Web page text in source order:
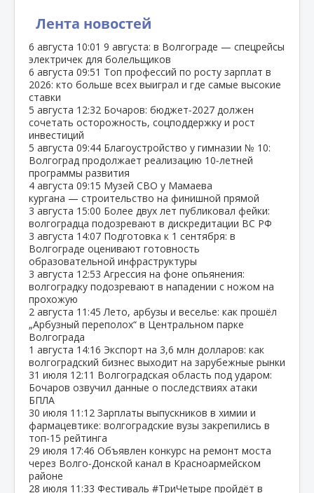
Лента новостей
6 августа 10:01 9 августа: в Волгограде — спецрейсы
электричек для болельщиков
6 августа 09:51 Топ профессий по росту зарплат в
2026: кто больше всех выиграл и где самые высокие
ставки
5 августа 12:32 Бочаров: бюджет‑2027 должен
сочетать осторожность, соцподдержку и рост
инвестиций
5 августа 09:44 Благоустройство у гимназии № 10:
Волгоград продолжает реализацию 10‑летней
программы развития
4 августа 09:15 Музей СВО у Мамаева
кургана — строительство на финишной прямой
3 августа 15:00 Более двух лет публиковал фейки:
волгоградца подозревают в дискредитации ВС РФ
3 августа 14:07 Подготовка к 1 сентября: в
Волгограде оценивают готовность
образовательной инфраструктуры
3 августа 12:53 Агрессия на фоне опьянения:
волгоградку подозревают в нападении с ножом на
прохожую
2 августа 11:45 Лето, арбузы и веселье: как прошёл
„Арбузный переполох“ в Центральном парке
Волгограда
1 августа 14:16 Экспорт на 3,6 млн долларов: как
волгоградский бизнес выходит на зарубежные рынки
31 июля 12:11 Волгоградская область под ударом:
Бочаров озвучил данные о последствиях атаки
БПЛА
30 июля 11:12 Зарплаты выпускников в химии и
фармацевтике: волгоградские вузы закрепились в
топ‑15 рейтинга
29 июля 17:46 Объявлен конкурс на ремонт моста
через Волго‑Донской канал в Красноармейском
районе
28 июля 11:33 Фестиваль #ТриЧетыре пройдёт в